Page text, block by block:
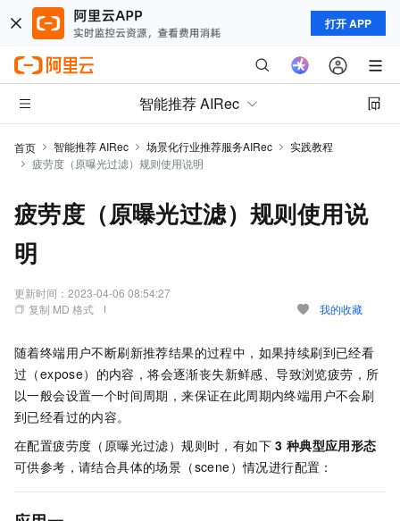
打开 APP
智能推荐 AIRec
首页 智能推荐 AIRec 场景化行业推荐服务AIRec
实践教程
疲劳度（原曝光过滤）规则使用说明
疲劳度（原曝光过滤）规则使用说
明
更新时间： 2023-04-06 08:54:27
复制 MD 格式
我的收藏
随着终端用户不断刷新推荐结果的过程中，如果持续刷到已经看
过（expose）的内容，将会逐渐丧失新鲜感、导致浏览疲劳，所
以一般会设置一个时间周期，来保证在此周期内终端用户不会刷
到已经看过的内容。
在配置疲劳度（原曝光过滤）规则时，有如下 3 种典型应用形态
可供参考，请结合具体的场景（scene）情况进行配置：